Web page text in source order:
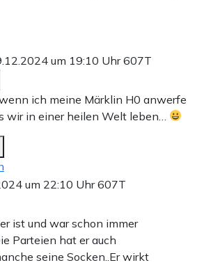
um 19:10 Uhr607T
ich meine Märklin H0 anwerfe
wir in einer heilen Welt leben…
um 22:10 Uhr607T
ist und war schon immer
Parteien hat er auch
seine Socken..Er wirkt